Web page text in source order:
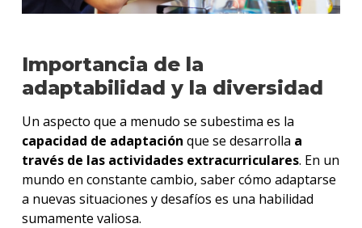
Importancia de la
adaptabilidad y la diversidad
Un aspecto que a menudo se subestima es la
capacidad de adaptación que se desarrolla a
través de las actividades extracurriculares. En un
mundo en constante cambio, saber cómo adaptarse
a nuevas situaciones y desafíos es una habilidad
sumamente valiosa.